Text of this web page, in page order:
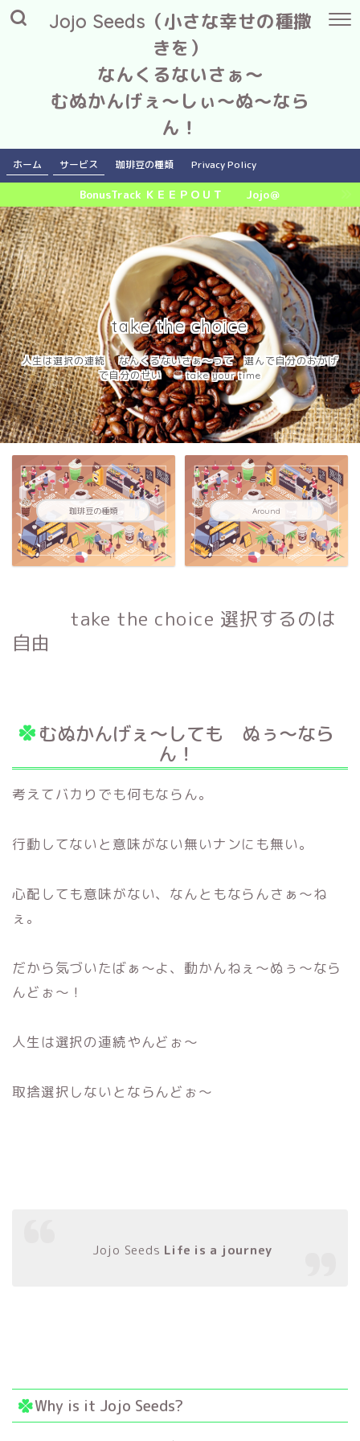
Jojo Seeds（小さな幸せの種撒
きを）
なんくるないさぁ～
むぬかんげぇ～しぃ～ぬ～なら
ん！
ホーム サービス 珈琲豆の種類 Privacy Policy
BonusTrack ＫＥＥＰＯＵＴ Jojo＠
take the choice
人生は選択の連続 なんくるないさぁ～って 選んで自分のおかげ
で自分のせい
take your time
珈琲豆の種類 Around
take the choice 選択するのは
自由
むぬかんげぇ～しても ぬぅ～なら
ん！
考えてバカりでも何もならん。
行動してないと意味がない無いナンにも無い。
心配しても意味がない、なんともならんさぁ～ね
ぇ。
だから気づいたばぁ～よ、動かんねぇ～ぬぅ～なら
んどぉ～！
人生は選択の連続やんどぉ〜
取捨選択しないとならんどぉ〜
Jojo Seeds Life is a journey
Why is it Jojo Seeds?